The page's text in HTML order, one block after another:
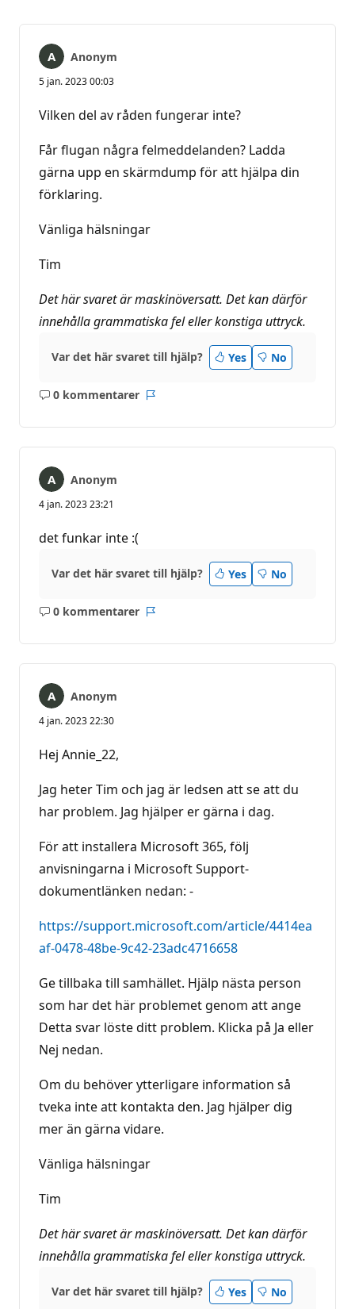
Anonym
5 jan. 2023 00:03
Vilken del av råden fungerar inte?
Får flugan några felmeddelanden? Ladda
gärna upp en skärmdump för att hjälpa din
förklaring.
Vänliga hälsningar
Tim
Det här svaret är maskinöversatt. Det kan därför
innehålla grammatiska fel eller konstiga uttryck.
Var det här svaret till hjälp? Yes No
0 kommentarer
Inga
Anonym
4 jan. 2023 23:21
det funkar inte :(
Var det här svaret till hjälp? Yes No
0 kommentarer
Inga
Anonym
4 jan. 2023 22:30
Hej Annie_22,
Jag heter Tim och jag är ledsen att se att du
har problem. Jag hjälper er gärna i dag.
För att installera Microsoft 365, följ
anvisningarna i Microsoft Support-
dokumentlänken nedan: -
https://support.microsoft.com/article/4414ea
af-0478-48be-9c42-23adc4716658
Ge tillbaka till samhället. Hjälp nästa person
som har det här problemet genom att ange
Detta svar löste ditt problem. Klicka på Ja eller
Nej nedan.
Om du behöver ytterligare information så
tveka inte att kontakta den. Jag hjälper dig
mer än gärna vidare.
Vänliga hälsningar
Tim
Det här svaret är maskinöversatt. Det kan därför
innehålla grammatiska fel eller konstiga uttryck.
Var det här svaret till hjälp? Yes No